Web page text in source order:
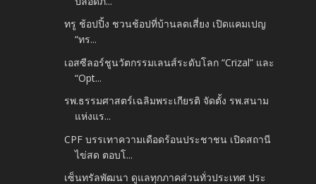
ทรู ช้อปปิ้ง ชวนช้อปที่บ้านลดเสี่ยง เปิดแคมเปญ
“ทร...
เอสซีลอร์ชูนวัตกรรมเลนส์ระดับโลก “Crizal” และ
“Opt...
รพ.ธรรมศาสตร์เฉลิมพระเกียรติ จัดตั้ง รพ.สนาม
แห่งแร...
CPF บรรเทาความเดือดร้อนประชาชน เปิดสถานี
ไข่สด ตอบโ...
เซ็นทรัลพัฒนา ดูแลทุกภาคส่วนทั่วประเทศ ประ